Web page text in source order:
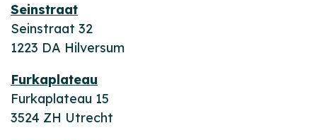
Seinstraat
Seinstraat 32
1223 DA Hilversum
Furkaplateau
Furkaplateau 15
3524 ZH Utrecht